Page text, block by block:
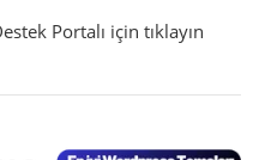
Portalı için tıklayın